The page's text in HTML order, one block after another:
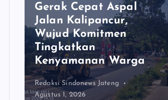
Gerak Cepat Aspal
Jalan Kalipancur,
Wujud Komitmen
Tingkatkan
Kenyamanan Warga
Redaksi Sindonews Jateng
Agustus 1, 2026